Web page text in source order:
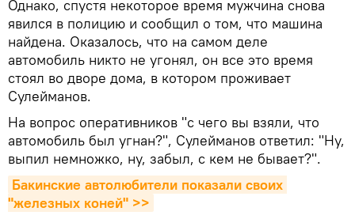
Однако, спустя некоторое время мужчина снова
явился в полицию и сообщил о том, что машина
найдена. Оказалось, что на самом деле
автомобиль никто не угонял, он все это время
стоял во дворе дома, в котором проживает
Сулейманов.
На вопрос оперативников "с чего вы взяли, что
автомобиль был угнан?", Сулейманов ответил: "Ну,
выпил немножко, ну, забыл, с кем не бывает?".
Бакинские автолюбители показали своих
"железных коней" >>